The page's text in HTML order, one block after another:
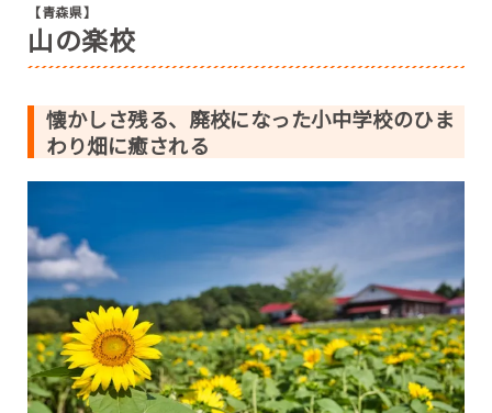
【青森県】
山の楽校
懐かしさ残る、廃校になった小中学校のひま
わり畑に癒される